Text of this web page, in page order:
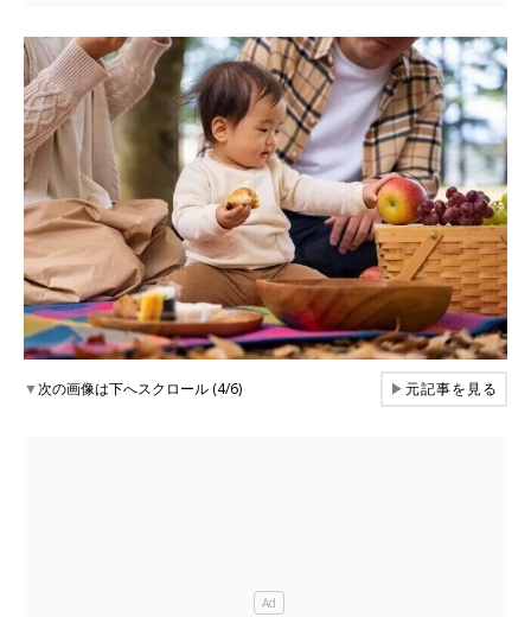
▼次の画像は下へスクロール (4/6) ▶元記事を見る